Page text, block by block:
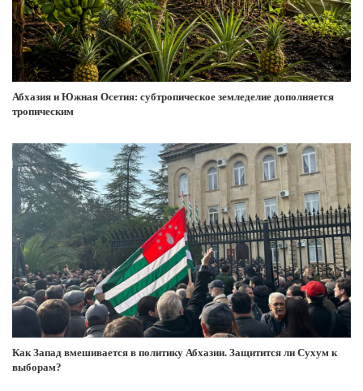
Абхазия и Южная Осетия: субтропическое земледелие дополняется
тропическим
Как Запад вмешивается в политику Абхазии. Защитится ли Сухум к
выборам?